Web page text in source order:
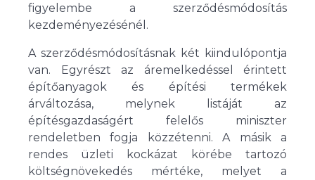
figyelembe a szerződésmódosítás
kezdeményezésénél.
A szerződésmódosításnak két kiindulópontja
van. Egyrészt az áremelkedéssel érintett
építőanyagok és építési termékek
árváltozása, melynek listáját az
építésgazdaságért felelős miniszter
rendeletben fogja közzétenni. A másik a
rendes üzleti kockázat körébe tartozó
költségnövekedés mértéke, melyet a